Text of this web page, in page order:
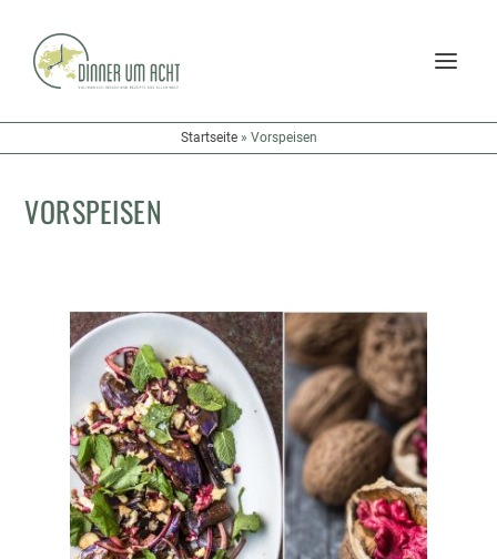
Startseite» Vorspeisen
VORSPEISEN